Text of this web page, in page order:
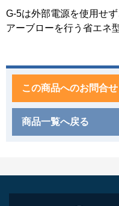
G-5は外部電源を使用せ
アーブローを行う省エネ
この商品へのお問合せ
商品一覧へ戻る